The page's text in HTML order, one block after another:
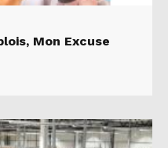
Mon Excuse